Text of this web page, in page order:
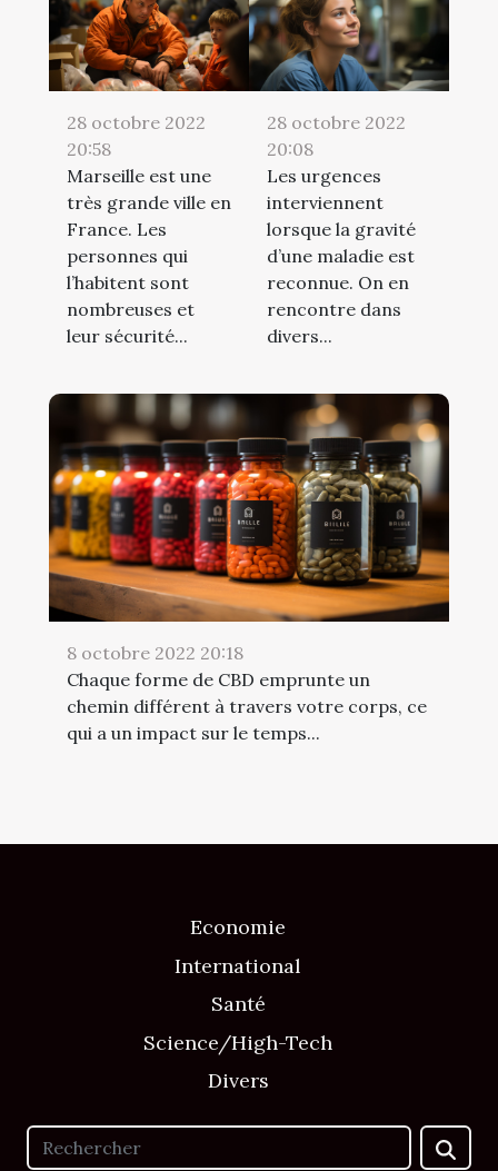
28 octobre 2022
20:58
Marseille est une
très grande ville en
France. Les
personnes qui
l’habitent sont
nombreuses et
leur sécurité...
28 octobre 2022
20:08
Les urgences
interviennent
lorsque la gravité
d’une maladie est
reconnue. On en
rencontre dans
divers...
8 octobre 2022 20:18
Chaque forme de CBD emprunte un
chemin différent à travers votre corps, ce
qui a un impact sur le temps...
Economie
International
Santé
Science/High-Tech
Divers